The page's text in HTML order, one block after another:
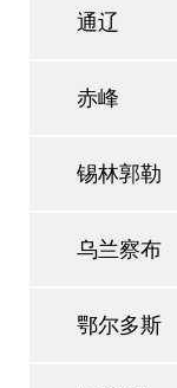
通辽
赤峰
锡林郭勒
乌兰察布
鄂尔多斯